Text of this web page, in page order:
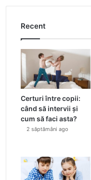
Recent
Certuri între copii:
când să intervii și
cum să faci asta?
2 săptămâni ago